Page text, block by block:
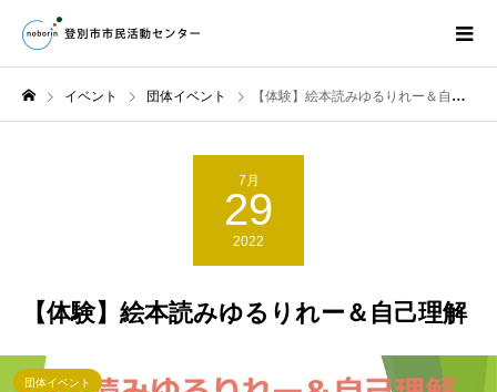
イベント 団体イベント 【体験】絵本読みゆるりれー＆自己理解
7月
29
2022
【体験】絵本読みゆるりれー＆自己理解
団体イベント